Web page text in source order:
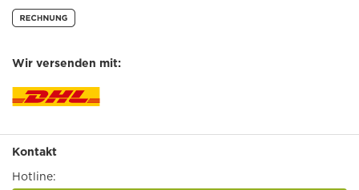
Wir versenden mit:
Kontakt
Hotline: